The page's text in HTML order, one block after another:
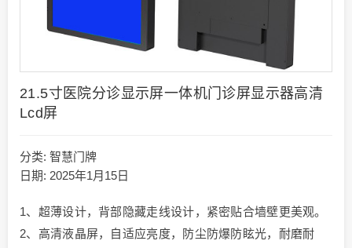
21.5寸医院分诊显示屏一体机门诊屏显示器高清
Lcd屏
分类: 智慧门牌
日期: 2025年1月15日
1、超薄设计，背部隐藏走线设计，紧密贴合墙壁更美观。
2、高清液晶屏，自适应亮度，防尘防爆防眩光，耐磨耐